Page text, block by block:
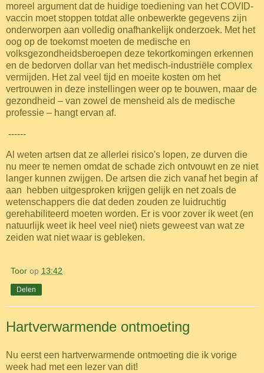
moreel argument dat de huidige toediening van het COVID-
vaccin moet stoppen totdat alle onbewerkte gegevens zijn
onderworpen aan volledig onafhankelijk onderzoek. Met het
oog op de toekomst moeten de medische en
volksgezondheidsberoepen deze tekortkomingen erkennen
en de bedorven dollar van het medisch-industriële complex
vermijden. Het zal veel tijd en moeite kosten om het
vertrouwen in deze instellingen weer op te bouwen, maar de
gezondheid – van zowel de mensheid als de medische
professie – hangt ervan af.
------
Al weten artsen dat ze allerlei risico's lopen, ze durven die
nu meer te nemen omdat de schade zich ontvouwt en ze niet
langer kunnen zwijgen. De artsen die zich vanaf het begin af
aan hebben uitgesproken krijgen gelijk en net zoals de
wetenschappers die dat deden zouden ze luidruchtig
gerehabiliteerd moeten worden. Er is voor zover ik weet (en
natuurlijk weet ik heel veel niet) niets geweest van wat ze
zeiden wat niet waar is gebleken.
Toor op 13:42
Delen
Hartverwarmende ontmoeting
Nu eerst een hartverwarmende ontmoeting die ik vorige
week had met een lezer van dit!